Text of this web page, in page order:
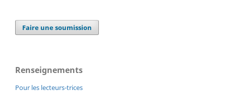
Faire une soumission
Renseignements
Pour les lecteurs-trices